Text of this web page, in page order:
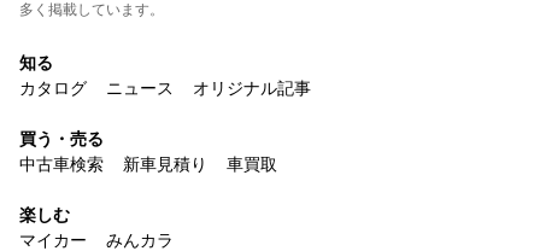
多く掲載しています。
知る
カタログ
ニュース オリジナル記事
買う・売る
中古車検索
新車見積り 車買取
楽しむ
マイカー
みんカラ